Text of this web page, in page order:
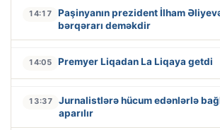
14:17
Paşinyanın prezident İlham
bərqərarı deməkdir
14:05 Premyer Liqadan La Liqaya getdi
13:37
Jurnalistlərə hücum edənlərlə
aparılır